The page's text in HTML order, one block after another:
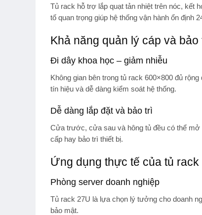
Tủ rack hỗ trợ lắp quạt tản nhiệt trên nóc, kết
tố quan trọng giúp hệ thống vận hành ổn định
Khả năng quản lý cáp và bảo
Đi dây khoa học – giảm nhiễu
Không gian bên trong tủ rack 600×800 đủ
tín hiệu và dễ dàng kiểm soát hệ thống.
Dễ dàng lắp đặt và bảo trì
Cửa trước, cửa sau và hông tủ đều có thể mở
cấp hay bảo trì thiết bị.
Ứng dụng thực tế của tủ
Phòng server doanh nghiệp
Tủ rack 27U là lựa chọn lý tưởng cho doanh
bảo mật.